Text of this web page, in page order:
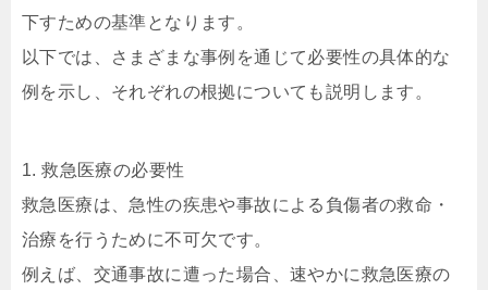
下すための基準となります。
以下では、さまざまな事例を通じて必要性の具体的な
例を示し、それぞれの根拠についても説明します。
1. 救急医療の必要性
救急医療は、急性の疾患や事故による負傷者の救命・
治療を行うために不可欠です。
例えば、交通事故に遭った場合、速やかに救急医療の